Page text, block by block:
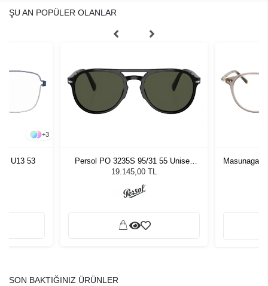
ŞU AN POPÜLER OLANLAR
+3
U13 53
Persol PO 3235S 95/31 55 Unisex
Güneş Gözlüğü
19.145,00 TL
Masunaga
SON BAKTIĞINIZ ÜRÜNLER